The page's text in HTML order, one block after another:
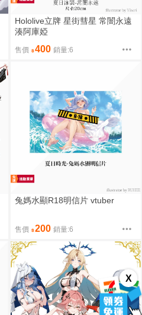
X
Hololive立牌 星街彗星 常闇永遠
湊阿庫婭
售價 400 銷量:6
兔媽水顯R18明信片 vtuber
售價 200 銷量:6